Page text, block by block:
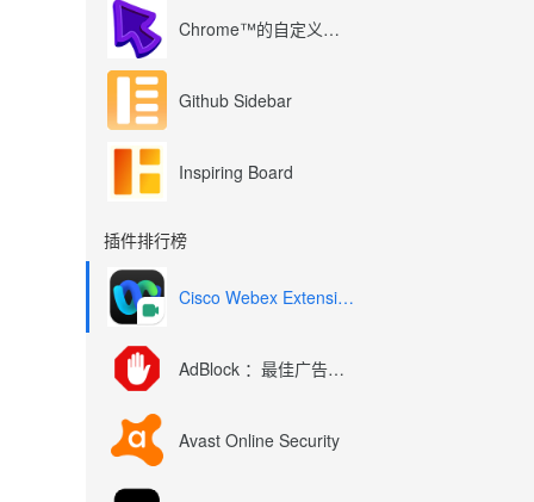
Chrome™的自定义光标
Github Sidebar
Inspiring Board
插件排行榜
Cisco Webex Extension
AdBlock ：最佳广告拦截工具
Avast Online Security